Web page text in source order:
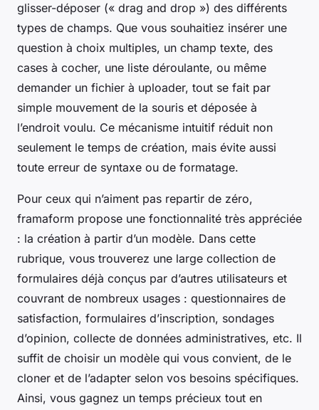
glisser-déposer (« drag and drop ») des différents
types de champs. Que vous souhaitiez insérer une
question à choix multiples, un champ texte, des
cases à cocher, une liste déroulante, ou même
demander un fichier à uploader, tout se fait par
simple mouvement de la souris et déposée à
l’endroit voulu. Ce mécanisme intuitif réduit non
seulement le temps de création, mais évite aussi
toute erreur de syntaxe ou de formatage.
Pour ceux qui n’aiment pas repartir de zéro,
framaform propose une fonctionnalité très appréciée
: la création à partir d’un modèle. Dans cette
rubrique, vous trouverez une large collection de
formulaires déjà conçus par d’autres utilisateurs et
couvrant de nombreux usages : questionnaires de
satisfaction, formulaires d’inscription, sondages
d’opinion, collecte de données administratives, etc. Il
suffit de choisir un modèle qui vous convient, de le
cloner et de l’adapter selon vos besoins spécifiques.
Ainsi, vous gagnez un temps précieux tout en